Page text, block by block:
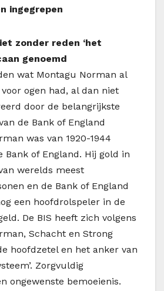
ingegrepen
zonder reden ‘het
genoemd
wat Montagu Norman al
ogen had, al dan niet
door de belangrijkste
de Bank of England
was van 1920-1944
Bank of England. Hij gold in
werelds meest
en de Bank of England
een hoofdrolspeler in de
De BIS heeft zich volgens
Schacht en Strong
hoofdzetel en het anker van
Zorgvuldig
ongewenste bemoeienis.